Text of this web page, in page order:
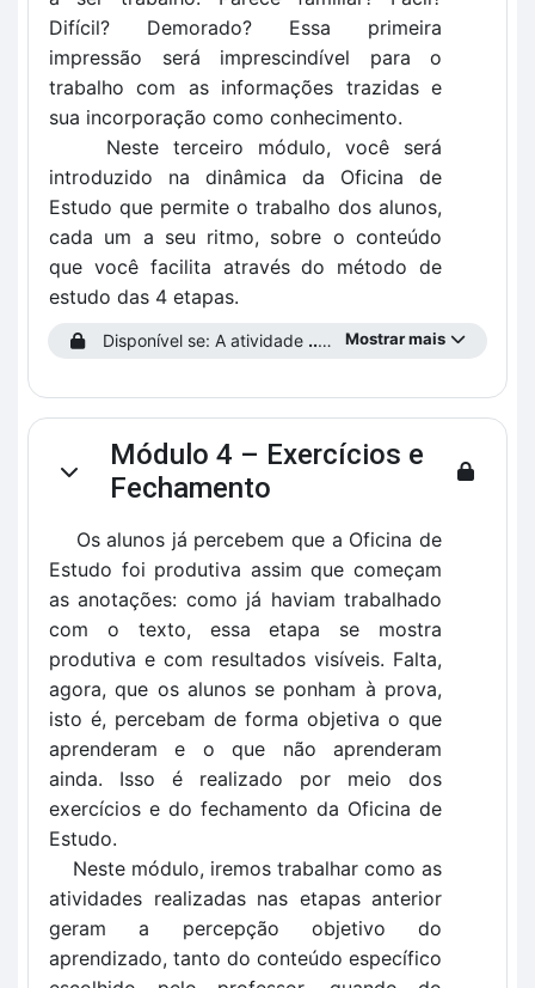
Difícil? Demorado? Essa primeira
impressão será imprescindível para o
trabalho com as informações trazidas e
sua incorporação como conhecimento.
Neste terceiro módulo, você será
introduzido na dinâmica da Oficina de
Estudo que permite o trabalho dos alunos,
cada um a seu ritmo, sobre o conteúdo
que você facilita através do método de
estudo das 4 etapas.
Mostrar mais
Disponível se: A atividade ...prencha o Perfil do Estudante!
Contrair
Módulo 4 – Exercícios e
Fechamento
Os alunos já percebem que a Oficina de
Estudo foi produtiva assim que começam
as anotações: como já haviam trabalhado
com o texto, essa etapa se mostra
produtiva e com resultados visíveis. Falta,
agora, que os alunos se ponham à prova,
isto é, percebam de forma objetiva o que
aprenderam e o que não aprenderam
ainda. Isso é realizado por meio dos
exercícios e do fechamento da Oficina de
Estudo.
Neste módulo, iremos trabalhar como as
atividades realizadas nas etapas anterior
geram a percepção objetivo do
aprendizado, tanto do conteúdo específico